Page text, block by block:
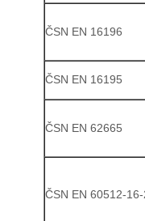
ČSN EN 16196
ČSN EN 16195
ČSN EN 62665
ČSN EN 60512-16-